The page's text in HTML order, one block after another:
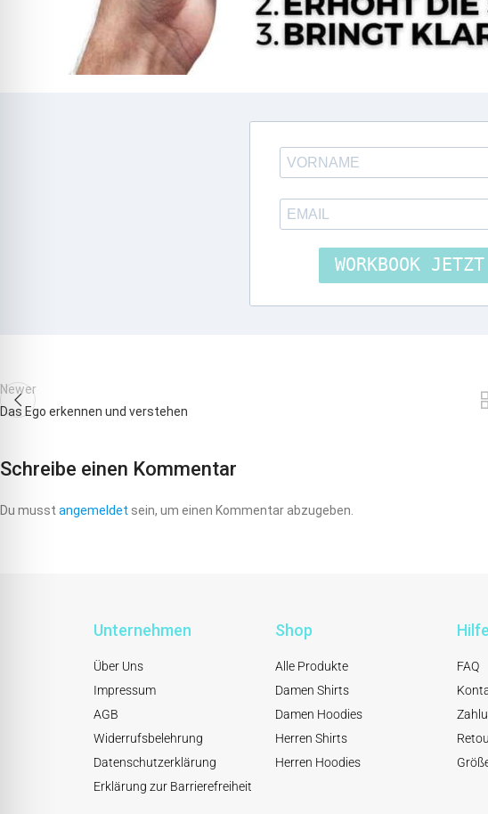
WORKBOOK
Newer
Das Ego erkennen und verstehen
Schreibe einen Kommentar
Du musst angemeldet sein, um einen Kommentar abzugeben.
Unternehmen
Über Uns
Impressum
AGB
Widerrufsbelehrung
Datenschutzerklärung
Erklärung zur Barrierefreiheit
Shop
Alle Produkte
Damen Shirts
Damen Hoodies
Herren Shirts
Herren Hoodies
FAQ